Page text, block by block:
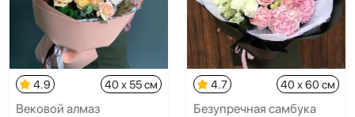
4.9 40 x 55 см
Вековой алмаз
4.7 40 x 60 см
Безупречная самбука